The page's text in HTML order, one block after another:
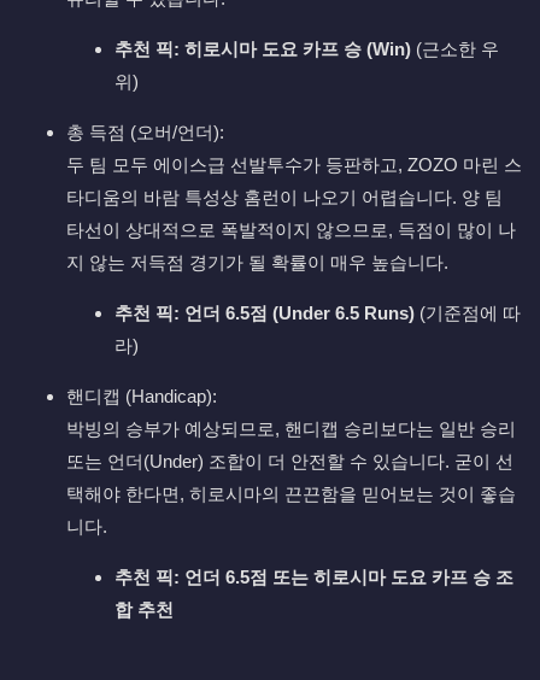
추천 픽: 히로시마 도요 카프 승 (Win) (근소한 우
위)
총 득점 (오버/언더):
두 팀 모두 에이스급 선발투수가 등판하고, ZOZO 마린 스
타디움의 바람 특성상 홈런이 나오기 어렵습니다. 양 팀
타선이 상대적으로 폭발적이지 않으므로, 득점이 많이 나
지 않는 저득점 경기가 될 확률이 매우 높습니다.
추천 픽: 언더 6.5점 (Under 6.5 Runs) (기준점에 따
라)
핸디캡 (Handicap):
박빙의 승부가 예상되므로, 핸디캡 승리보다는 일반 승리
또는 언더(Under) 조합이 더 안전할 수 있습니다. 굳이 선
택해야 한다면, 히로시마의 끈끈함을 믿어보는 것이 좋습
니다.
추천 픽: 언더 6.5점 또는 히로시마 도요 카프 승 조
합 추천